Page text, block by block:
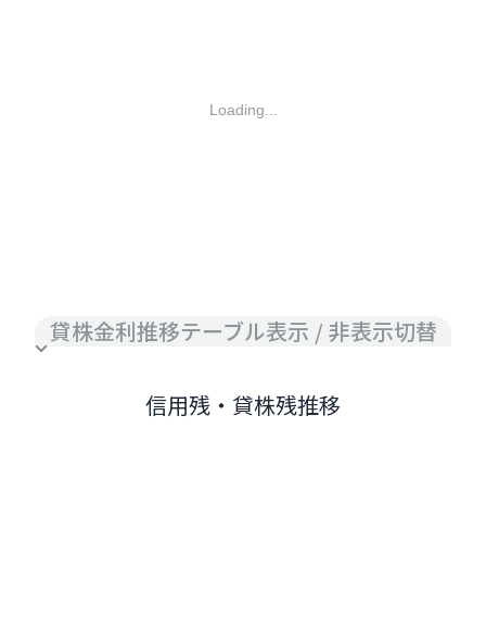
Loading...
貸株金利推移テーブル表示 / 非表示切替
信用残・貸株残推移